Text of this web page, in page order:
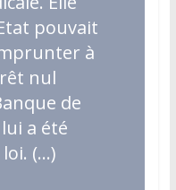
pouvait
à
nul
de
a été
(…)